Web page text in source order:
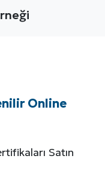
Online
Satın